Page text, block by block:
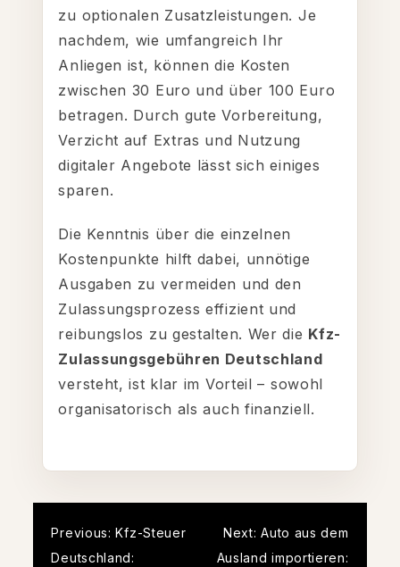
zu optionalen Zusatzleistungen. Je
nachdem, wie umfangreich Ihr
Anliegen ist, können die Kosten
zwischen 30 Euro und über 100 Euro
betragen. Durch gute Vorbereitung,
Verzicht auf Extras und Nutzung
digitaler Angebote lässt sich einiges
sparen.
Die Kenntnis über die einzelnen
Kostenpunkte hilft dabei, unnötige
Ausgaben zu vermeiden und den
Zulassungsprozess effizient und
reibungslos zu gestalten. Wer die Kfz-
Zulassungsgebühren Deutschland
versteht, ist klar im Vorteil – sowohl
organisatorisch als auch finanziell.
Post
Previous: Kfz-Steuer
Deutschland:
Next: Auto aus dem
Ausland importieren: